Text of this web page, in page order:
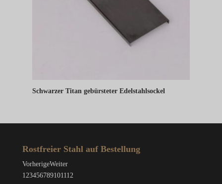
Schwarzer Titan gebürsteter Edelstahlsockel
Rostfreier Stahl auf Bestellung
VorherigeWeiter
1 234567891011 12